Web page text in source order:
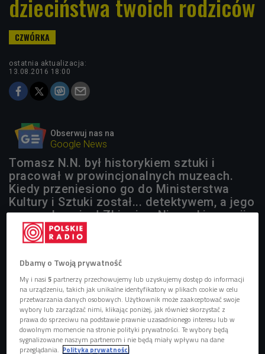
dzieciństwa twoich rodziców
ostatnia aktualizacja:
13.08.2016 18:00
Obserwuj nas na
Google News
Tomasz N.N. był historykiem sztuki i
pracował w prowincjonalnych muzeach.
Kiedy przeniesiono go do Ministerstwa
Kultury i Sztuki został... detektywem, a jego
przygody opisał Zbigniew Nienacki w serii
książek o Panu Samochodziku.
AUDIO
 06'19 
Pan Samochodzik - kim był bohater książek Zbigniewa
Nienackiego? (Klucz kulturowy/Czwórka)
Dbamy o Twoją prywatność
My i nasi5 partnerzy przechowujemy lub uzyskujemy dostęp do informacji
na urządzeniu, takich jak unikalne identyfikatory w plikach cookie w celu
przetwarzania danych osobowych. Użytkownik może zaakceptować swoje
wybory lub zarządzać nimi, klikając poniżej, jak również skorzystać z
prawa do sprzeciwu na podstawie prawnie uzasadnionego interesu lub w
dowolnym momencie na stronie polityki prywatności. Te wybory będą
sygnalizowane naszym partnerom i nie będą miały wpływu na dane
przeglądania. Polityka prywatności